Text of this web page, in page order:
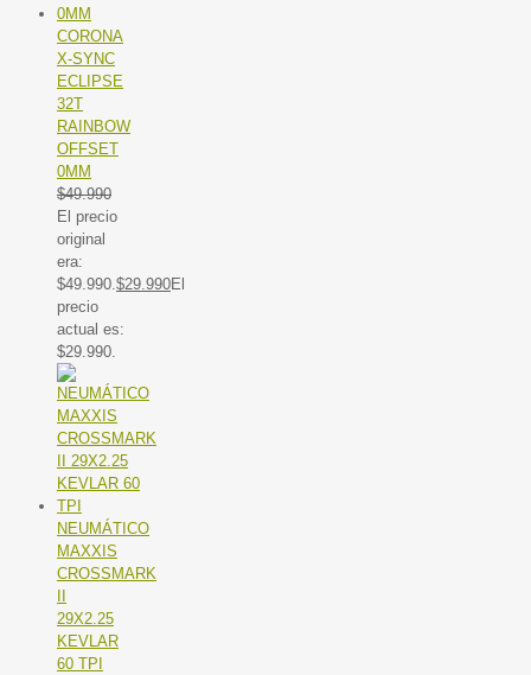
CORONA
X-SYNC
ECLIPSE
32T
RAINBOW
OFFSET
0MM
$49.990
El precio
original
era:
$49.990. $29.990El
precio
actual es:
$29.990.
NEUMÁTICO
MAXXIS
CROSSMARK
29X2.25
KEVLAR
60 TPI